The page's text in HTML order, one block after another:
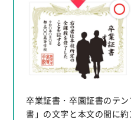
卒業証書・卒園証書のテ
書」の文字と本文の間に